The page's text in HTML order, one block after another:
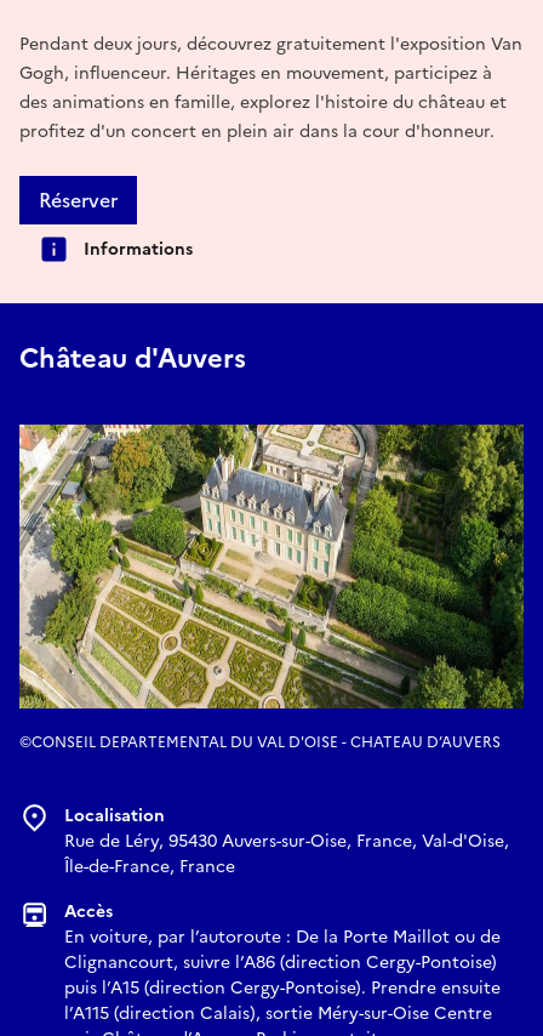
Pendant deux jours, découvrez gratuitement l'exposition Van
Gogh, influenceur. Héritages en mouvement, participez à
des animations en famille, explorez l'histoire du château et
profitez d'un concert en plein air dans la cour d'honneur.
Réserver
Informations
Château d'Auvers
©CONSEIL DEPARTEMENTAL DU VAL D'OISE - CHATEAU D’AUVERS
Localisation
Rue de Léry, 95430 Auvers-sur-Oise, France, Val-d'Oise,
Île-de-France, France
Accès
En voiture, par l’autoroute : De la Porte Maillot ou de
Clignancourt, suivre l’A86 (direction Cergy-Pontoise)
puis l’A15 (direction Cergy-Pontoise). Prendre ensuite
l’A115 (direction Calais), sortie Méry-sur-Oise Centre